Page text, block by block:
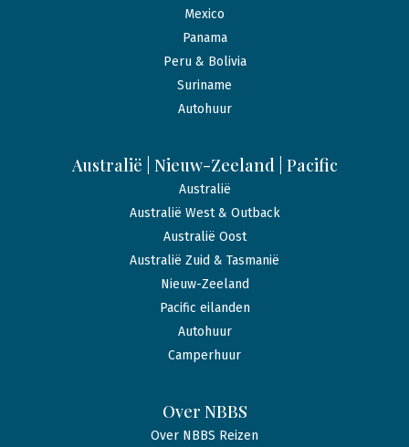
Mexico
Panama
Peru & Bolivia
Suriname
Autohuur
Australië | Nieuw-Zeeland | Pacific
Australië
Australië West & Outback
Australië Oost
Australië Zuid & Tasmanië
Nieuw-Zeeland
Pacific eilanden
Autohuur
Camperhuur
Over NBBS
Over NBBS Reizen